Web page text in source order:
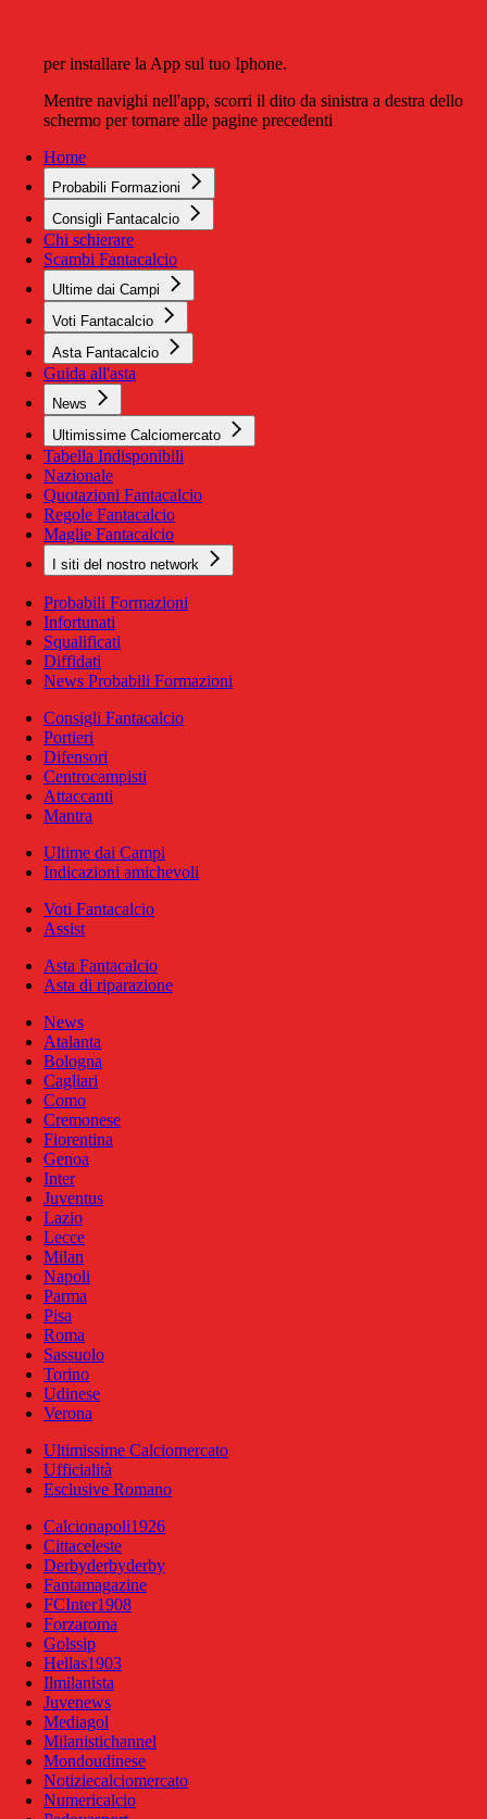
per installare la App sul tuo Iphone.
Mentre navighi nell'app, scorri il dito da sinistra a destra dello
schermo per tornare alle pagine precedenti
Home
Probabili Formazioni
Consigli Fantacalcio
Chi schierare
Scambi Fantacalcio
Ultime dai Campi
Voti Fantacalcio
Asta Fantacalcio
Guida all'asta
News
Ultimissime Calciomercato
Tabella Indisponibili
Nazionale
Quotazioni Fantacalcio
Regole Fantacalcio
Maglie Fantacalcio
I siti del nostro network
Probabili Formazioni
Infortunati
Squalificati
Diffidati
News Probabili Formazioni
Consigli Fantacalcio
Portieri
Difensori
Centrocampisti
Attaccanti
Mantra
Ultime dai Campi
Indicazioni amichevoli
Voti Fantacalcio
Assist
Asta Fantacalcio
Asta di riparazione
News
Atalanta
Bologna
Cagliari
Como
Cremonese
Fiorentina
Genoa
Inter
Juventus
Lazio
Lecce
Milan
Napoli
Parma
Pisa
Roma
Sassuolo
Torino
Udinese
Verona
Ultimissime Calciomercato
Ufficialità
Esclusive Romano
Calcionapoli1926
Cittaceleste
Derbyderbyderby
Fantamagazine
FCInter1908
Forzaroma
Golssip
Hellas1903
Ilmilanista
Juvenews
Mediagol
Milanistichannel
Mondoudinese
Notiziecalciomercato
Numericalcio